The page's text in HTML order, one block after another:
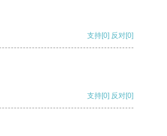
支持[0] 反对[0]
支持[0] 反对[0]